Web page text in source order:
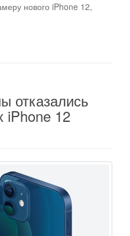
нового iPhone 12,
отказались
12